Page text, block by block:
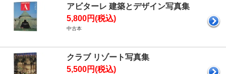
アビターレ 建築とデザイン写真集
5,800円(税込)
中古本
クラブ リゾート写真集
5,500円(税込)